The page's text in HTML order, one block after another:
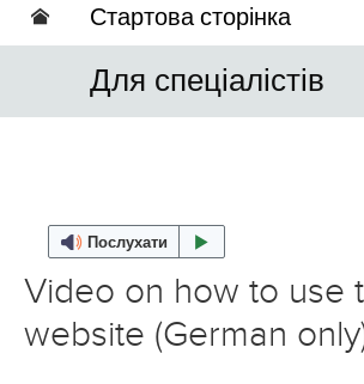
Стартова сторінка
Для спеціалістів
Послухати
Video on how to use
website (German